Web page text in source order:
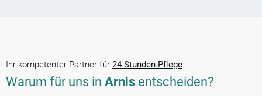
Ihr kompetenter Partner für 24-Stunden-Pflege
Warum für uns in Arnis entscheiden?